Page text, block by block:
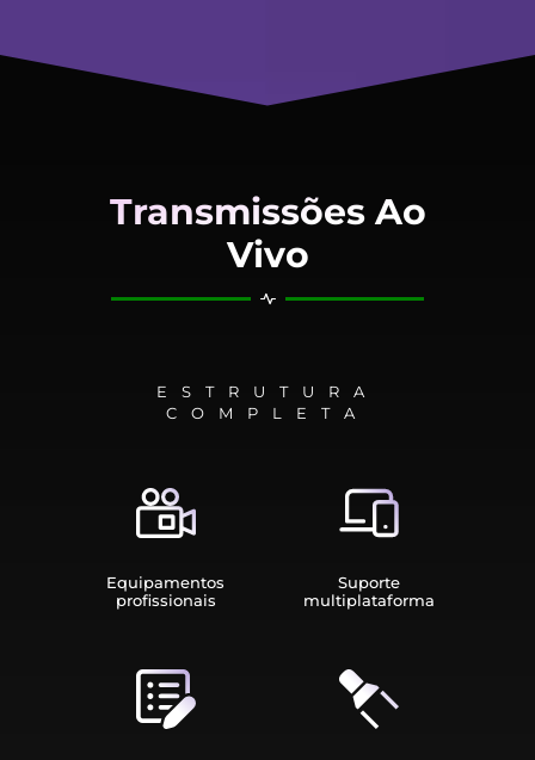
Transmissões Ao
Vivo
ESTRUTURA
COMPLETA
Equipamen­tos
profissionais
Suporte
multiplata­forma